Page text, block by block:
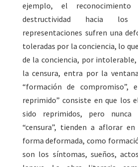
ejemplo, el
destructividad hacia los
representaciones sufren una
toleradas por la conciencia, lo
de la conciencia, por
la censura, entra por la
“formación de compromiso”,
reprimido” consiste en que los
sido reprimidos, pero
“censura”, tienden a aflorar
forma deformada, como
son los síntomas, sueños,